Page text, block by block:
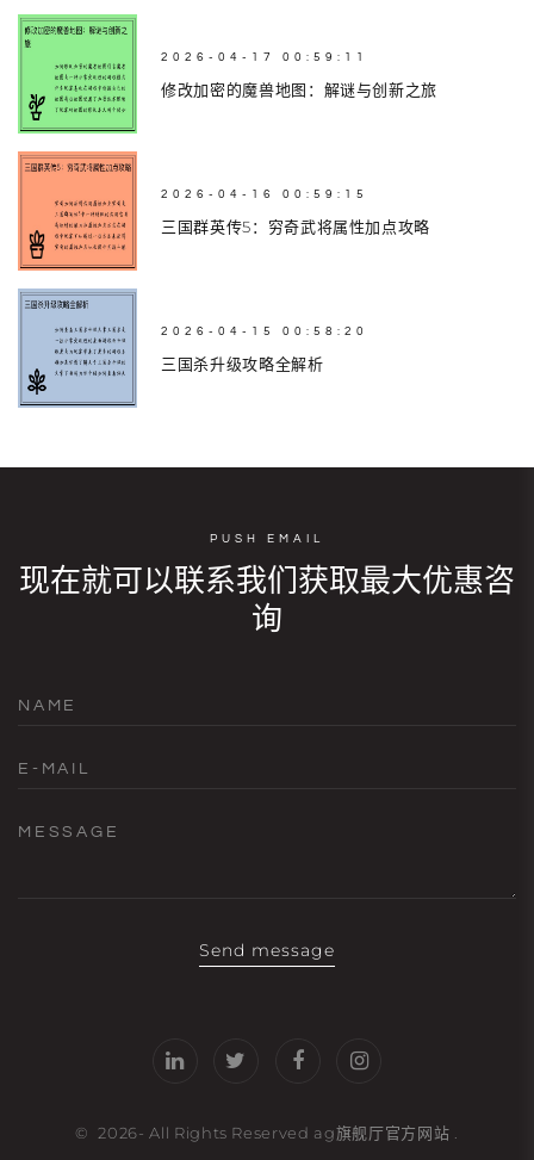
2026-04-17 00:59:11
修改加密的魔兽地图：解谜与创新之旅
2026-04-16 00:59:15
三国群英传5：穷奇武将属性加点攻略
2026-04-15 00:58:20
三国杀升级攻略全解析
PUSH EMAIL
现在就可以联系我们获取最大优惠咨
询
NAME
E-MAIL
MESSAGE
Send message
© 2026- All Rights Reserved ag旗舰厅官方网站